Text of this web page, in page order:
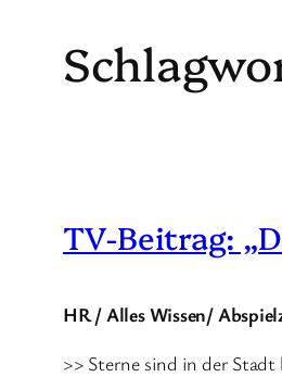
TV-Beitrag:
HR / Alles Wissen/
>> Sterne sind in der